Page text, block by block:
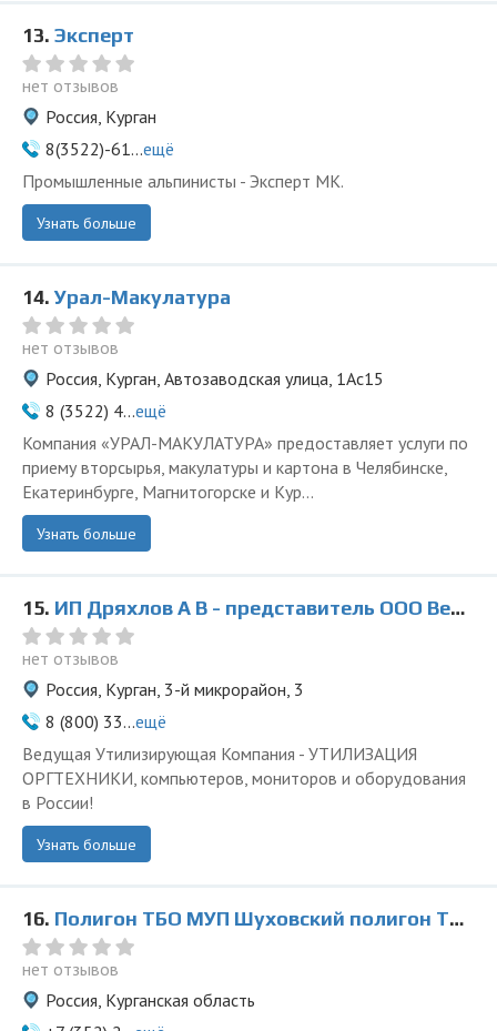
13. Эксперт
нет отзывов
Россия, Курган
8(3522)-61...ещё
Промышленные альпинисты - Эксперт МК.
Узнать больше
14.Урал-Макулатура
нет отзывов
Россия, Курган, Автозаводская улица, 1Ас15
8 (3522) 4...ещё
Компания «УРАЛ-МАКУЛАТУРА» предоставляет услуги по
приему вторсырья, макулатуры и картона в Челябинске,
Екатеринбурге, Магнитогорске и Кур...
Узнать больше
15. ИП Дряхлов А В - представитель ООО Ведущая Утилизирующая Компания
нет отзывов
Россия, Курган, 3-й микрорайон, 3
8 (800) 33...ещё
Ведущая Утилизирующая Компания - УТИЛИЗАЦИЯ
ОРГТЕХНИКИ, компьютеров, мониторов и оборудования
в России!
Узнать больше
16. Полигон ТБО МУП Шуховский полигон ТБО в Просвете
нет отзывов
Россия, Курганская область